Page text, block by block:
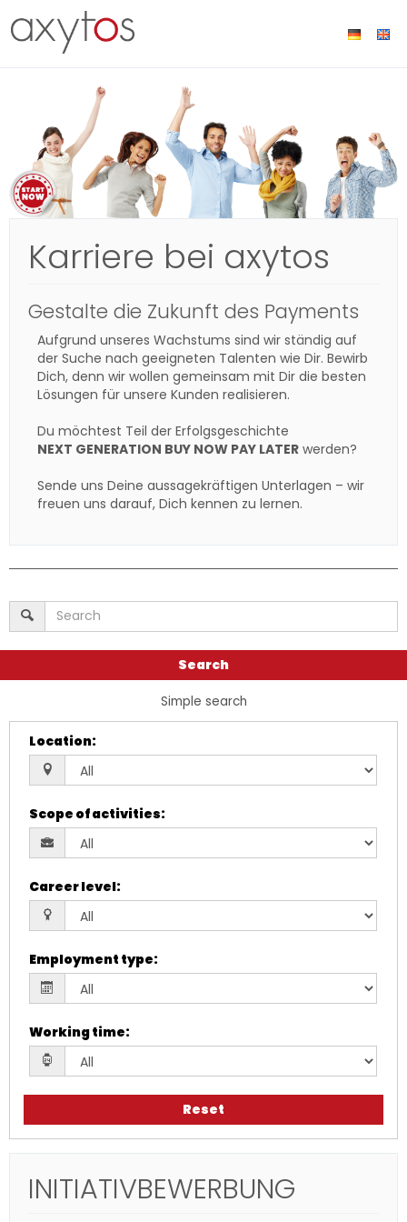
Karriere bei axytos
Gestalte die Zukunft des Payments
Aufgrund unseres Wachstums sind wir ständig auf
der Suche nach geeigneten Talenten wie Dir. Bewirb
Dich, denn wir wollen gemeinsam mit Dir die besten
Lösungen für unsere Kunden realisieren.
Du möchtest Teil der Erfolgsgeschichte
NEXT GENERATION BUY NOW PAY LATER werden?
Sende uns Deine aussagekräftigen Unterlagen – wir
freuen uns darauf, Dich kennen zu lernen.
Search
Simple search
Location:
Scope of activities:
Career level:
Employment type:
Working time:
Reset
INITIATIVBEWERBUNG